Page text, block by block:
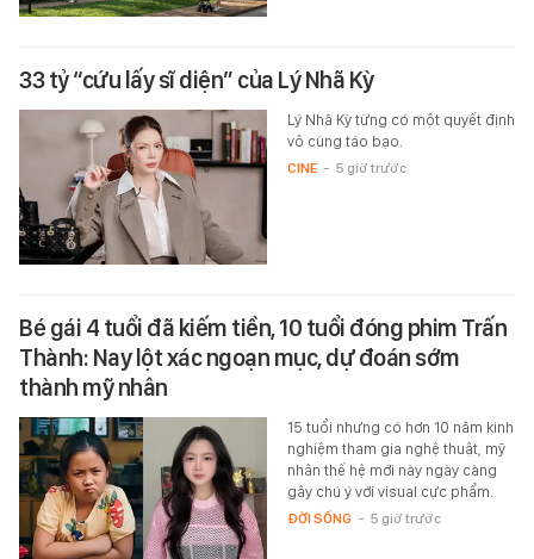
33 tỷ “cứu lấy sĩ diện” của Lý Nhã Kỳ
Lý Nhã Kỳ từng có một quyết định
vô cùng táo bạo.
CINE - 5 giờ trước
Bé gái 4 tuổi đã kiếm tiền, 10 tuổi đóng phim Trấn
Thành: Nay lột xác ngoạn mục, dự đoán sớm
thành mỹ nhân
15 tuổi nhưng có hơn 10 năm kinh
nghiệm tham gia nghệ thuật, mỹ
nhân thế hệ mới này ngày càng
gây chú ý với visual cực phẩm.
ĐỜI SỐNG - 5 giờ trước